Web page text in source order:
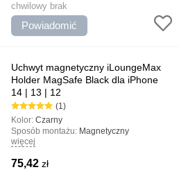
design
chwilowy brak
Powiadomić
Uchwyt magnetyczny iLoungeMax
Holder MagSafe Black dla iPhone
14 | 13 | 12
(1)
Kolor:Czarny
Sposób montażu: Magnetyczny
Rodzaj uchwytu:
Magnetyczne mocowanie, Minimalistyczny
więcej
75,42zł